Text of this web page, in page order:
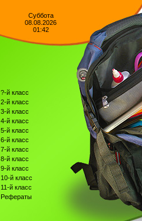
Суббота
08.08.2026
01:42
?-й класс
2-й класс
3-й класс
4-й класс
5-й класс
6-й класс
7-й класс
8-й класс
9-й класс
10-й класс
11-й класс
Рефераты